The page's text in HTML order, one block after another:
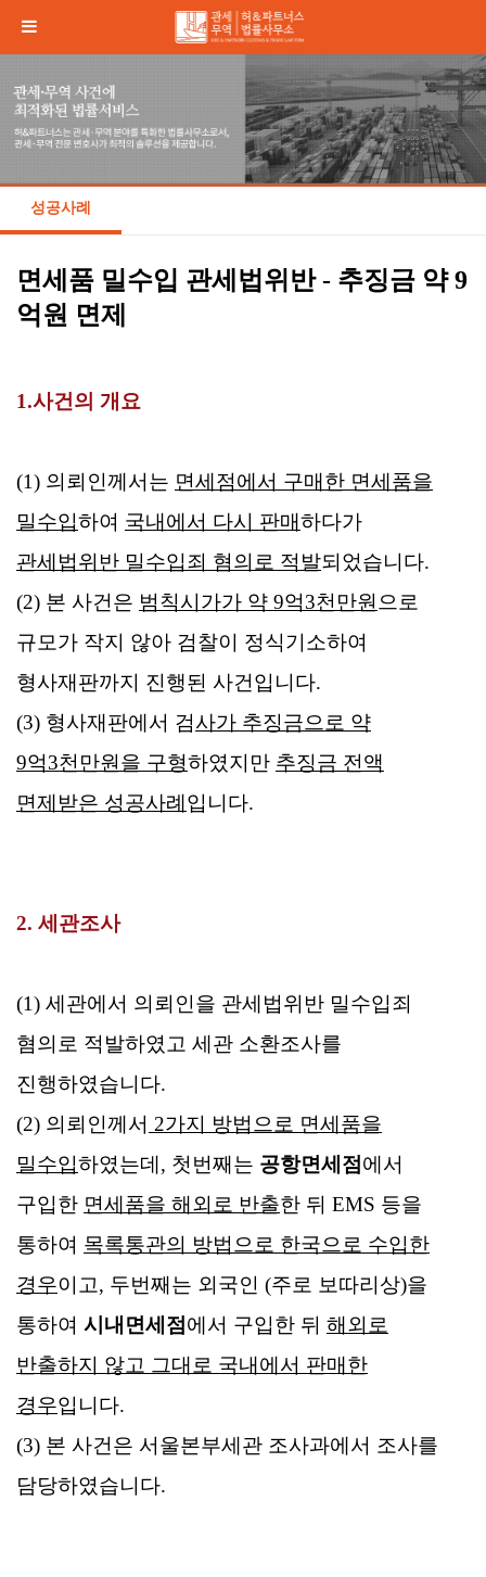
성공사례
면세품 밀수입 관세법위반 - 추징금 약 9
억원 면제
1.사건의 개요
(1) 의뢰인께서는 면세점에서 구매한 면세품을
밀수입하여 국내에서 다시 판매하다가
관세법위반 밀수입죄 혐의로 적발되었습니다.
(2) 본 사건은 범칙시가가 약 9억3천만원 으로
규모가 작지 않아 검찰이 정식기소하여
형사재판까지 진행된 사건입니다.
(3) 형사재판에서 검사가 추징금으로 약
9억3천만원을 구형하였지만 추징금 전액
면제받은 성공사례 입니다.
2. 세관조사
(1) 세관에서 의뢰인을 관세법위반 밀수입죄
혐의로 적발하였고 세관 소환조사를
진행하였습니다.
(2) 의뢰인께서 2가지 방법으로 면세품을
밀수입하였는데, 첫번째는 공항면세점에서
구입한 면세품을 해외로 반출한 뒤 EMS 등을
통하여 목록통관의 방법으로 한국으로 수입한
경우이고, 두번째는 외국인 (주로 보따리상)을
통하여 시내면세점에서 구입한 뒤 해외로
반출하지 않고 그대로 국내에서 판매한
경우입니다.
(3) 본 사건은 서울본부세관 조사과에서 조사를
담당하였습니다.